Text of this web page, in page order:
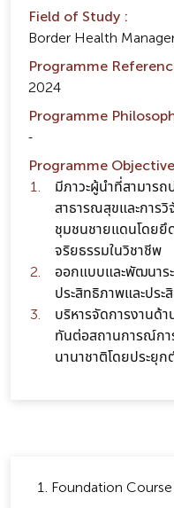
Field of Study :
Border Health
Programme
2024
Programme
-
Programme
มีภาวะผู้นำที่สามาร
สาธารณสุขและการ
ชุมชนชายแดนโดย
จริยธรรมในวิชาชีพ
ออกแบบและพัฒนา
ประสิทธิภาพและประ
บริหารจัดการงานด้
ทันต่อสถานการณ์กา
นานาชาติโดยประยุก
1. Foundation